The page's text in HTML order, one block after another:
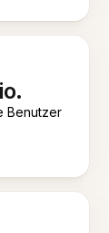
Benutzer